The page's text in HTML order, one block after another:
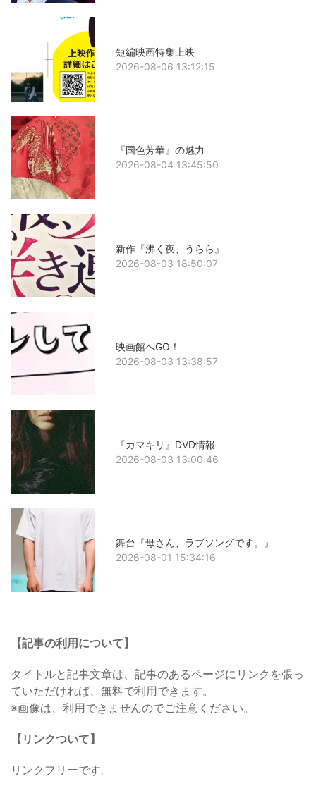
短編映画特集上映
2026-08-06 13:12:15
『国色芳華』の魅力
2026-08-04 13:45:50
新作『沸く夜、うらら』
2026-08-03 18:50:07
映画館へGO！
2026-08-03 13:38:57
『カマキリ』DVD情報
2026-08-03 13:00:46
舞台『母さん、ラブソングです。』
2026-08-01 15:34:16
【記事の利用について】
タイトルと記事文章は、記事のあるページにリンクを張っ
ていただければ、無料で利用できます。
※画像は、利用できませんのでご注意ください。
【リンクついて】
リンクフリーです。